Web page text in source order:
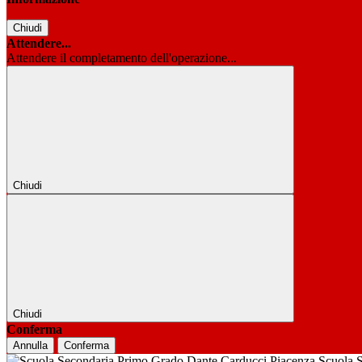
Chiudi
Attendere...
Attendere il completamento dell'operazione...
Chiudi
Chiudi
Conferma
Annulla Conferma